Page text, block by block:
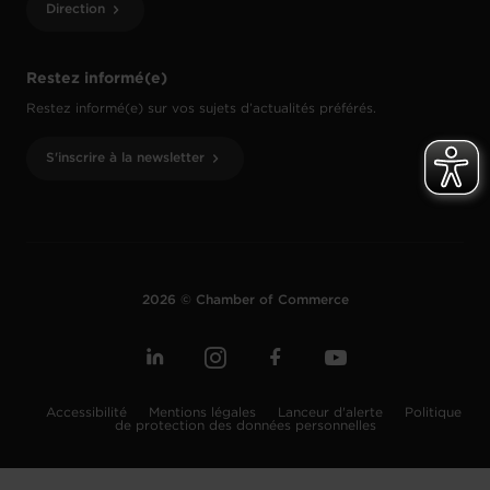
Restez informé(e)
Restez informé(e) sur vos sujets d’actualités préférés.
S'inscrire à la newsletter
Direction
2026 © Chamber of Commerce
Accessibilité Mentions légales Lanceur d'alerte
Politique
de protection des données personnelles